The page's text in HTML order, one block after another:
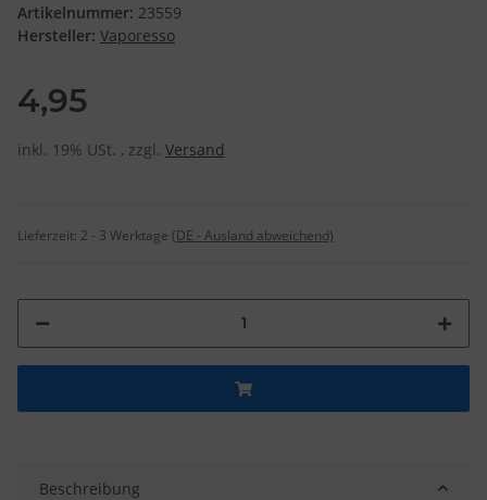
Artikelnummer: 23559
Hersteller: Vaporesso
4,95
inkl. 19% USt. , zzgl. Versand
Lieferzeit: 2 - 3 Werktage (DE - Ausland abweichend)
Beschreibung